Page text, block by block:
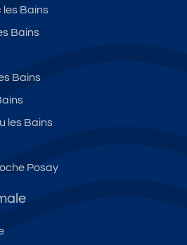
Bains
Bains
Bains
les Bains
Posay